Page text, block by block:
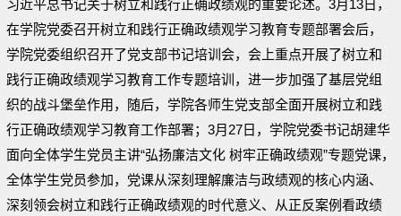
习近平总书记关于树立和践行正确政绩观的重要论述。3月13日，
在学院党委召开树立和践行正确政绩观学习教育专题部署会后，
学院党委组织召开了党支部书记培训会，会上重点开展了树立和
践行正确政绩观学习教育工作专题培训，进一步加强了基层党组
织的战斗堡垒作用，随后，学院各师生党支部全面开展树立和践
行正确政绩观学习教育工作部署；3月27日，学院党委书记胡建华
面向全体学生党员主讲“弘扬廉洁文化 树牢正确政绩观”专题党课，
全体学生党员参加，党课从深刻理解廉洁与政绩观的核心内涵、
深刻领会树立和践行正确政绩观的时代意义、从正反案例看政绩